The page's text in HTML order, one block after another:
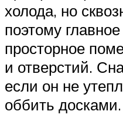
холода, но
поэтому
просторное
и отверстий.
если он не
оббить досками.